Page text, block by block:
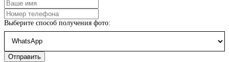
Выберите способ получения фото: